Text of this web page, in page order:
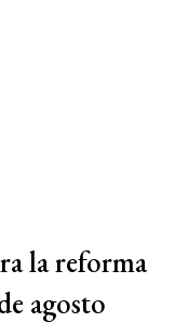
la reforma
agosto